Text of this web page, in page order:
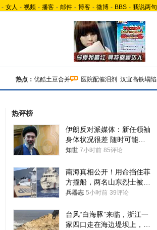
- 女人 - 视频 - 播客 - 邮件 - 博客 - 微博 - BBS - 我说两句
热点： 优酷土豆合并 医院配催泪剂 汉宜高铁塌陷
热评榜
伊朗反对派媒体：新任领袖
身体状况很差 随时可能离
世
知世 7小时前 85评论
南海真相公开！用命挡住菲
方撞船，两名山东烈士被授
武警最高荣誉
兵器志 5小时前 39评论
台风“白海豚”来临，浙江一
家四口走在海边堤坝上，其